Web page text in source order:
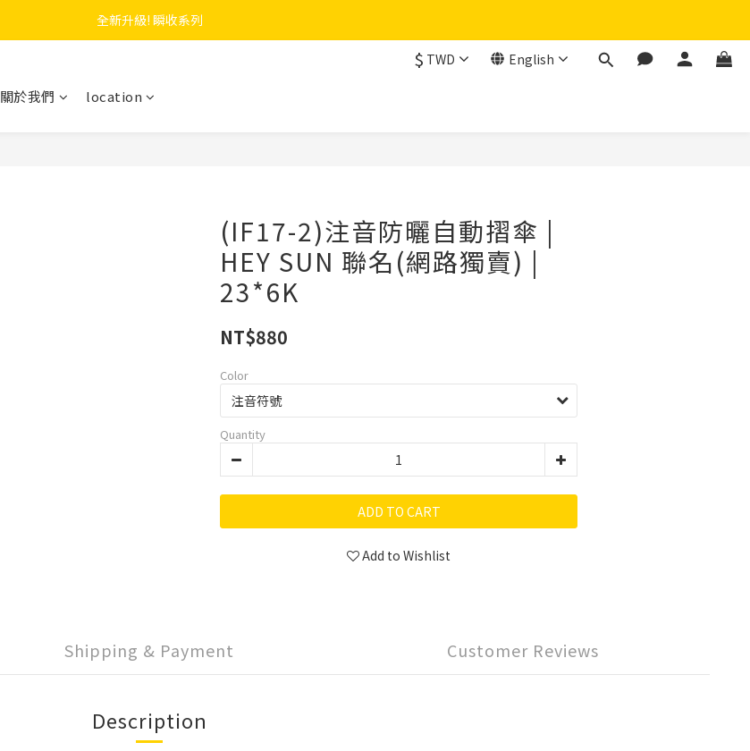
F.SEASONS x Baogani 最新聯名速穿側開雨衣
全新升級! 瞬收系列
$ TWD English
關於我們 location
(IF17-2)注音防曬自動摺傘 |
HEY SUN 聯名(網路獨賣) |
23*6K
NT$880
Color
Quantity
ADD TO CART
Add to Wishlist
Shipping & Payment Customer Reviews
Description